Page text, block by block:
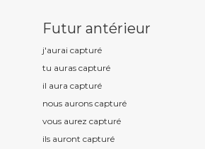
Futur antérieur
j'aurai capturé
tu auras capturé
il aura capturé
nous aurons capturé
vous aurez capturé
ils auront capturé